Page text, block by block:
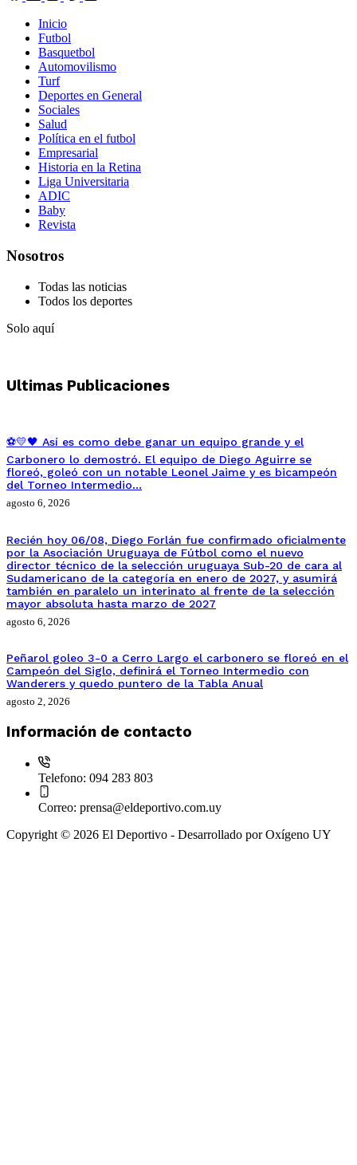
Inicio
Futbol
Basquetbol
Automovilismo
Turf
Deportes en General
Sociales
Salud
Política en el futbol
Empresarial
Historia en la Retina
Liga Universitaria
ADIC
Baby
Revista
Nosotros
Todas las noticias
Todos los deportes
Solo aquí
Ultimas Publicaciones
⚽💛🖤 Así es como debe ganar un equipo grande y el
Carbonero lo demostró. El equipo de Diego Aguirre se
floreó, goleó con un notable Leonel Jaime y es bicampeón
del Torneo Intermedio…
agosto 6, 2026
Recién hoy 06/08, Diego Forlán fue confirmado oficialmente
por la Asociación Uruguaya de Fútbol como el nuevo
director técnico de la selección uruguaya Sub-20 de cara al
Sudamericano de la categoría en enero de 2027, y asumirá
también en paralelo un interinato al frente de la selección
mayor absoluta hasta marzo de 2027
agosto 6, 2026
Peñarol goleo 3-0 a Cerro Largo el carbonero se floreó en el
Campeón del Siglo, definirá el Torneo Intermedio con
Wanderers y quedo puntero de la Tabla Anual
agosto 2, 2026
Información de contacto
Telefono: 094 283 803
Correo: prensa@eldeportivo.com.uy
Copyright © 2026 El Deportivo - Desarrollado por Oxígeno UY